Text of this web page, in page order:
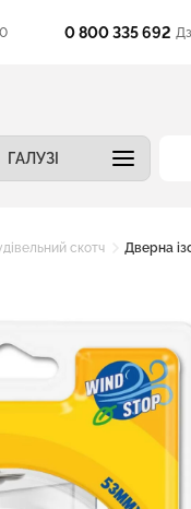
0 800 335 692
ГАЛУЗІ
скотч Дверна